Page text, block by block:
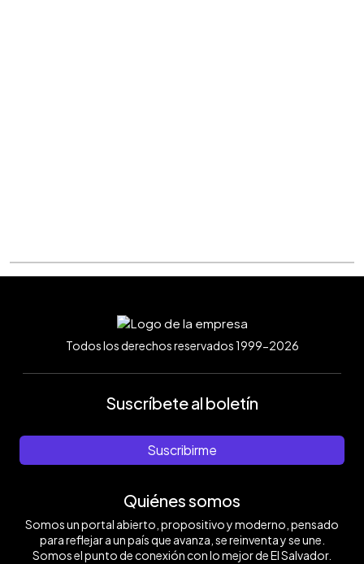
Todos los derechos reservados 1999-2026
Suscríbete al boletín
Suscribirme
Quiénes somos
Somos un portal abierto, propositivo y moderno, pensado
para reflejar a un país que avanza, se reinventa y se une.
Somos el punto de conexión con lo mejor de El Salvador.